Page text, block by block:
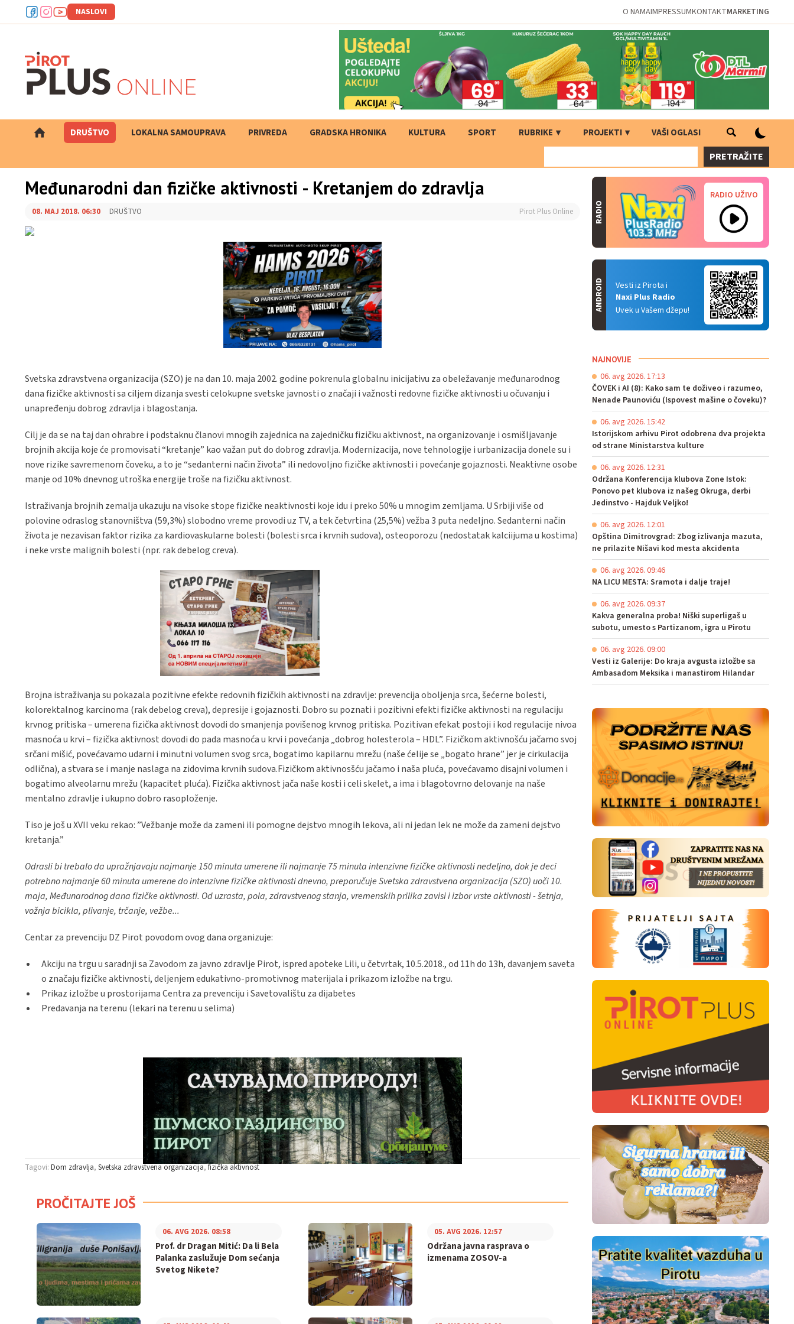
NASLOVI O NAMAIMPRESSUMKONTAKTMARKETING
DRUŠTVO LOKALNA SAMOUPRAVA PRIVREDA GRADSKA HRONIKA KULTURA SPORT RUBRIKE PROJEKTI VAŠI OGLASI
PRETRAGA
PRETRAŽITE
Međunarodni dan fizičke aktivnosti - Kretanjem do zdravlja
08. MAJ 2018. 06:30 DRUŠTVO Pirot Plus Online
Svetska zdravstvena organizacija (SZO) je na dan 10. maja 2002. godine pokrenula globalnu inicijativu za obeležavanje međunarodnog
dana fizičke aktivnosti sa ciljem dizanja svesti celokupne svetske javnosti o značaji i važnosti redovne fizičke aktivnosti u očuvanju i
unapređenju dobrog zdravlja i blagostanja.
Cilj je da se na taj dan ohrabre i podstaknu članovi mnogih zajednica na zajedničku fizičku aktivnost, na organizovanje i osmišljavanje
brojnih akcija koje će promovisati “kretanje” kao važan put do dobrog zdravlja. Modernizacija, nove tehnologije i urbanizacija donele su i
nove rizike savremenom čoveku, a to je “sedanterni način života” ili nedovoljno fizičke aktivnosti i povećanje gojaznosti. Neaktivne osobe
manje od 10% dnevnog utroška energije troše na fizičku aktivnost.
Istraživanja brojnih zemalja ukazuju na visoke stope fizičke neaktivnosti koje idu i preko 50% u mnogim zemljama. U Srbiji više od
polovine odraslog stanovništva (59,3%) slobodno vreme provodi uz TV, a tek četvrtina (25,5%) vežba 3 puta nedeljno. Sedanterni način
života je nezavisan faktor rizika za kardiovaskularne bolesti (bolesti srca i krvnih sudova), osteoporozu (nedostatak kalciijuma u kostima)
i neke vrste malignih bolesti (npr. rak debelog creva).
Brojna istraživanja su pokazala pozitivne efekte redovnih fizičkih aktivnosti na zdravlje: prevencija oboljenja srca, šećerne bolesti,
kolorektalnog karcinoma (rak debelog creva), depresije i gojaznosti. Dobro su poznati i pozitivni efekti fizičke aktivnosti na regulaciju
krvnog pritiska – umerena fizička aktivnost dovodi do smanjenja povišenog krvnog pritiska. Pozitivan efekat postoji i kod regulacije nivoa
masnoća u krvi – fizička aktivnost dovodi do pada masnoća u krvi i povećanja „dobrog holesterola – HDL”. Fizičkom aktivnošću jačamo svoj
srčani mišić, povećavamo udarni i minutni volumen svog srca, bogatimo kapilarnu mrežu (naše ćelije se „bogato hrane” jer je cirkulacija
odlična), a stvara se i manje naslaga na zidovima krvnih sudova.Fizičkom aktivnosšću jačamo i naša pluća, povećavamo disajni volumen i
bogatimo alveolarnu mrežu (kapacitet pluća). Fizička aktivnost jača naše kosti i celi skelet, a ima i blagotovrno delovanje na naše
mentalno zdravlje i ukupno dobro rasoploženje.
Tiso je još u XVII veku rekao: ”Vežbanje može da zameni ili pomogne dejstvo mnogih lekova, ali ni jedan lek ne može da zameni dejstvo
kretanja.”
Odrasli bi trebalo da upražnjavaju najmanje 150 minuta umerene ili najmanje 75 minuta intenzivne fizičke aktivnosti nedeljno, dok je deci
potrebno najmanje 60 minuta umerene do intenzivne fizičke aktivnosti dnevno, preporučuje Svetska zdravstvena organizacija (SZO) uoči 10.
maja, Međunarodnog dana fizičke aktivnosti. Od uzrasta, pola, zdravstvenog stanja, vremenskih prilika zavisi i izbor vrste aktivnosti - šetnja,
vožnja bicikla, plivanje, trčanje, vežbe...
Centar za prevenciju DZ Pirot povodom ovog dana organizuje:
Akciju na trgu u saradnji sa Zavodom za javno zdravlje Pirot, ispred apoteke Lili, u četvrtak, 10.5.2018., od 11h do 13h, davanjem saveta
o značaju fizičke aktivnosti, deljenjem edukativno-promotivnog materijala i prikazom izložbe na trgu.
Prikaz izložbe u prostorijama Centra za prevenciju i Savetovalištu za dijabetes
Predavanja na terenu (lekari na terenu u selima)
Tagovi: Dom zdravlja Svetska zdravstvena organizacija fizička aktivnost
PROČITAJTE JOŠ
Prof. dr Dragan Mitić: Da li Bela
Palanka zaslužuje Dom sećanja
Svetog Nikete?
06. AVG 2026. 08:58
Održana javna rasprava o
izmenama ZOSOV-a
05. AVG 2026. 12:57
RADIO
RADIO UŽIVO
Vesti iz Pirota i
Naxi Plus Radio
Uvek u Vašem džepu!
ANDROID
NAJNOVIJE
06. avg 2026. 17:13
ČOVEK i AI (8): Kako sam te doživeo i razumeo,
Nenade Paunoviću (Ispovest mašine o čoveku)?
06. avg 2026. 15:42
Istorijskom arhivu Pirot odobrena dva projekta
od strane Ministarstva kulture
06. avg 2026. 12:31
Održana Konferencija klubova Zone Istok:
Ponovo pet klubova iz našeg Okruga, derbi
Jedinstvo - Hajduk Veljko!
06. avg 2026. 12:01
Opština Dimitrovgrad: Zbog izlivanja mazuta,
ne prilazite Nišavi kod mesta akcidenta
06. avg 2026. 09:46
NA LICU MESTA: Sramota i dalje traje!
06. avg 2026. 09:37
Kakva generalna proba! Niški superligaš u
subotu, umesto s Partizanom, igra u Pirotu
06. avg 2026. 09:00
Vesti iz Galerije: Do kraja avgusta izložbe sa
Ambasadom Meksika i manastirom Hilandar